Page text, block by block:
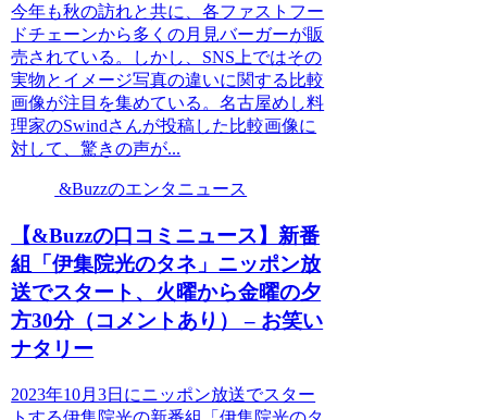
今年も秋の訪れと共に、各ファストフー
ドチェーンから多くの月見バーガーが販
売されている。しかし、SNS上ではその
実物とイメージ写真の違いに関する比較
画像が注目を集めている。名古屋めし料
理家のSwindさんが投稿した比較画像に
対して、驚きの声が...
&Buzzのエンタニュース
【&Buzzの口コミニュース】新番
組「伊集院光のタネ」ニッポン放
送でスタート、火曜から金曜の夕
方30分（コメントあり） – お笑い
ナタリー
2023年10月3日にニッポン放送でスター